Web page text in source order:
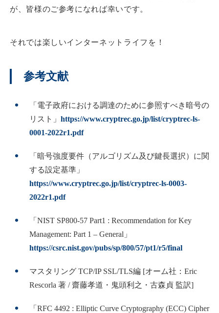
が、皆様のご参考になれば幸いです。
それでは楽しいインターネットライフを！
参考文献
「電子政府における調達のために参照すべき暗号の
リスト」 https://www.cryptrec.go.jp/list/cryptrec-ls-
0001-2022r1.pdf
「暗号強度要件（アルゴリズム及び鍵長選択）に関
する設定基準」
https://www.cryptrec.go.jp/list/cryptrec-ls-0003-
2022r1.pdf
「NIST SP800-57 Part1 : Recommendation for Key
Management: Part 1 – General」
https://csrc.nist.gov/pubs/sp/800/57/pt1/r5/final
マスタリング TCP/IP SSL/TLS編 [オーム社：Eric
Rescorla 著 / 齋藤孝道・鬼頭利之・古森貞 監訳]
「RFC 4492 : Elliptic Curve Cryptography (ECC) Cipher